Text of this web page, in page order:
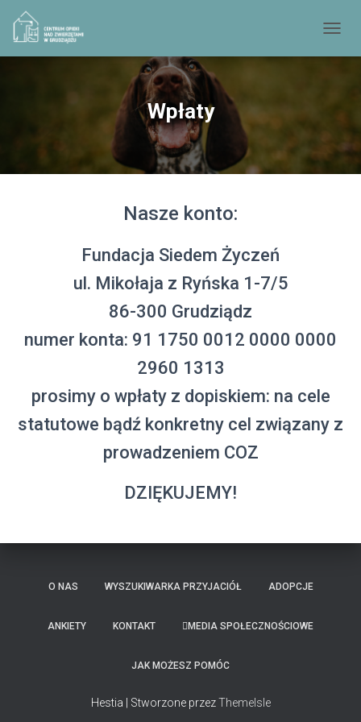
Wpłaty
Nasze konto:
Fundacja Siedem Życzeń
ul. Mikołaja z Ryńska 1-7/5
86-300 Grudziądz
numer konta: 91 1750 0012 0000 0000
2960 1313
prosimy o wpłaty z dopiskiem: na cele
statutowe bądź konkretny cel związany z
prowadzeniem COZ
DZIĘKUJEMY!
O NAS WYSZUKIWARKA PRZYJACIÓŁ ADOPCJE
ANKIETY KONTAKT MEDIA SPOŁECZNOŚCIOWE
JAK MOŻESZ POMÓC
Hestia | Stworzone przezThemeIsle